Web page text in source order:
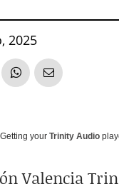
2025
Getting your Trinity Audio
Valencia